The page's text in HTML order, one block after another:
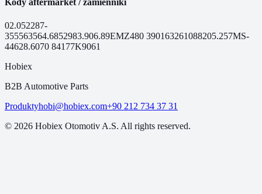
Kody aftermarket / zamienniki
02.052287-
355563564.6852983.906.89EMZ480 390163261088205.257MS-
44628.6070 84177K9061
Hobiex
B2B Automotive Parts
Produktyhobi@hobiex.com+90 212 734 37 31
© 2026 Hobiex Otomotiv A.S. All rights reserved.